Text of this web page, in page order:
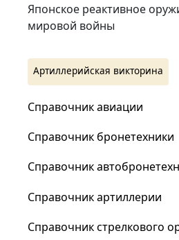
Японское реактивное
мировой войны
Артиллерийская викторина
Справочник авиации
Справочник бронетехники
Справочник
Справочник артиллерии
Справочник стрелкового